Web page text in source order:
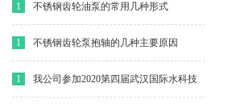
1 不锈钢齿轮油泵的常用几种形式
1 不锈钢齿轮泵抱轴的几种主要原因
1 我公司参加2020第四届武汉国际水科技